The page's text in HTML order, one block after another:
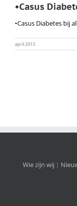
•Casus
•Casus Diabetes bij
april 2013
Wie zijn wij |